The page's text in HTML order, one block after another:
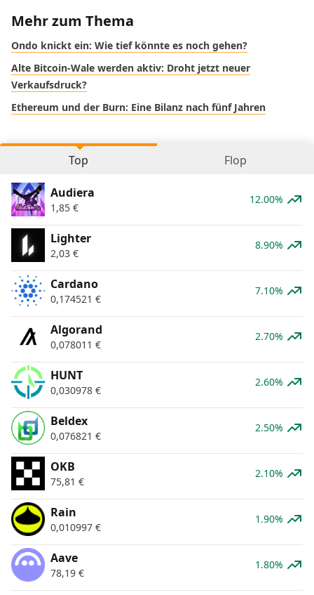
Mehr zum Thema
Ondo knickt ein: Wie tief könnte es noch gehen?
Alte Bitcoin-Wale werden aktiv: Droht jetzt neuer
Verkaufsdruck?
Ethereum und der Burn: Eine Bilanz nach fünf Jahren
Top Flop
Audiera
1,85 €
12.00%
Lighter
2,03 €
8.90%
Cardano
0,174521 €
7.10%
Algorand
0,078011 €
2.70%
HUNT
0,030978 €
2.60%
Beldex
0,076821 €
2.50%
OKB
75,81 €
2.10%
Rain
0,010997 €
1.90%
Aave
78,19 €
1.80%